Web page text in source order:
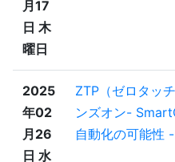
月17
日 木
曜日
2025
年02
月26
日 水
ZTP（ゼロタッ
ンズオン-
自動化の可能性 -